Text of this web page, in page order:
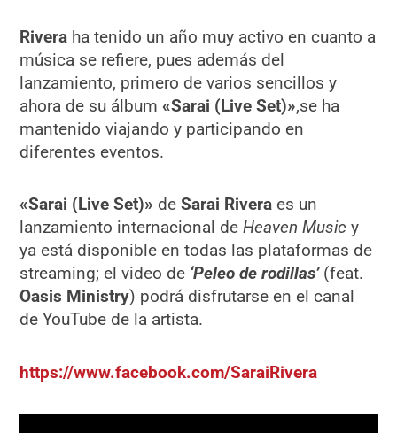
Rivera ha tenido un año muy activo en cuanto a
música se refiere, pues además del
lanzamiento, primero de varios sencillos y
ahora de su álbum «Sarai (Live Set)»,se ha
mantenido viajando y participando en
diferentes eventos.
«Sarai (Live Set)» deSarai Rivera es un
lanzamiento internacional deHeaven Music y
ya está disponible en todas las plataformas de
streaming; el video de ‘Peleo de rodillas’(feat.
Oasis Ministry) podrá disfrutarse en el canal
de YouTube de la artista.
https://www.facebook.com/SaraiRivera